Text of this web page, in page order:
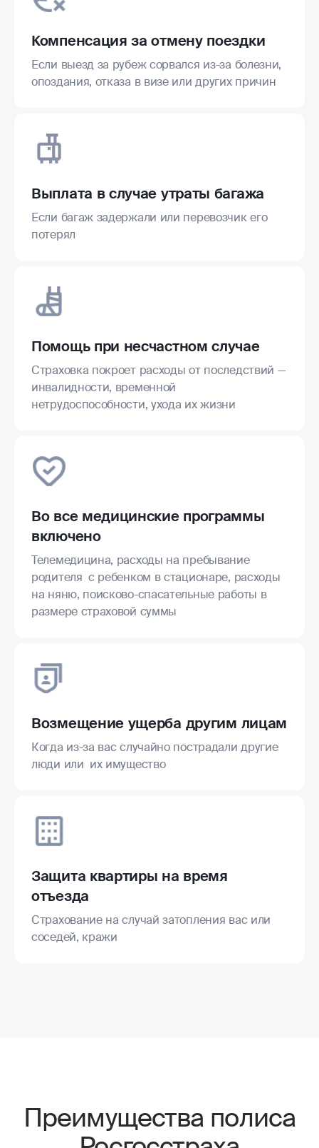
Компенсация за отмену поездки
Если выезд за рубеж сорвался из-за болезни,
опоздания, отказа в визе или других причин
Выплата в случае утраты багажа
Если багаж задержали или перевозчик его
потерял
Помощь при несчастном случае
Страховка покроет расходы от последствий —
инвалидности, временной
нетрудоспособности, ухода их жизни
Во все медицинские программы
включено
Телемедицина, расходы на пребывание
родителя с ребенком в стационаре, расходы
на няню, поисково-спасательные работы в
размере страховой суммы
Возмещение ущерба другим лицам
Когда из-за вас случайно пострадали другие
люди или их имущество
Защита квартиры на время
отъезда
Страхование на случай затопления вас или
соседей, кражи
Преимущества полиса